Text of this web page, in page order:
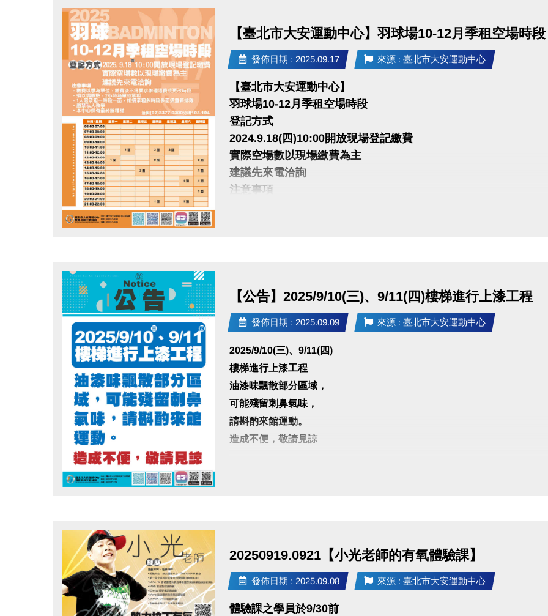
會包括低強度抗阻力訓練、伸展運動...等。
大安有APP囉!可以報名課程喔~
長佳Sports+ APP傳送門⬇
APPLE APP 傳送門點我
(新開視窗)
google play 傳送門點我
教練：YoYo
【經歷】
• Crosscore懸吊系統證照
• 景安-Light藝術空間授課
• 南港-We sport授課
因此需要利用全身肌群穩定自身，
各種動作皆能訓練到核心，並改善活動度及柔軟度。
•此課程適合初學者，教練會依學生程度編排調整課程內容
【臺北市大安運動中心】羽球場10-12月季租空場時段
發佈日期 : 2025.09.17 來源 : 臺北市大安運動中心
【臺北市大安運動中心】
羽球場10-12月季租空場時段
登記方式
2024.9.18(四)10:00開放現場登記繳費
實際空場數以現場繳費為主
建議先來電洽詢
注意事項
洽詢(02)2377-0300分機103-104
【公告】2025/9/10(三)、9/11(四)樓梯進行上漆工程
發佈日期 : 2025.09.09 來源 : 臺北市大安運動中心
2025/9/10(三)、9/11(四)
樓梯進行上漆工程
油漆味飄散部分區域，
可能殘留刺鼻氣味，
請斟酌來館運動。
造成不便，敬請見諒
20250919.0921【小光老師的有氧體驗課】
發佈日期 : 2025.09.08 來源 : 臺北市大安運動中心
體驗課之學員於9/30前